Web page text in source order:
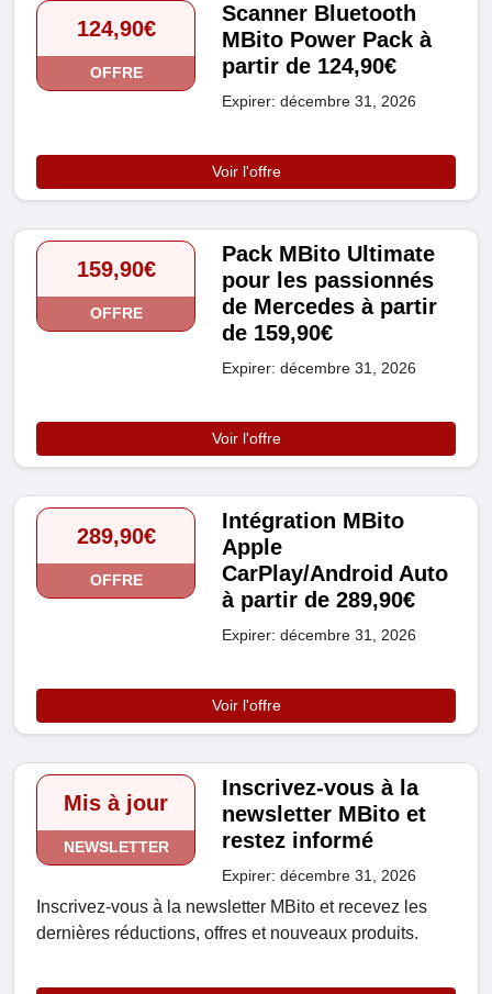
124,90€
OFFRE
Scanner Bluetooth
MBito Power Pack à
partir de 124,90€
Expirer: décembre 31, 2026
Voir l'offre
159,90€
OFFRE
Pack MBito Ultimate
pour les passionnés
de Mercedes à partir
de 159,90€
Expirer: décembre 31, 2026
Voir l'offre
289,90€
OFFRE
Intégration MBito
Apple
CarPlay/Android Auto
à partir de 289,90€
Expirer: décembre 31, 2026
Voir l'offre
Mis à jour
NEWSLETTER
Inscrivez-vous à la
newsletter MBito et
restez informé
Expirer: décembre 31, 2026
Inscrivez-vous à la newsletter MBito et recevez les
dernières réductions, offres et nouveaux produits.